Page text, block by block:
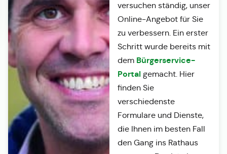
versuchen ständig, unser
Online-Angebot für Sie
zu verbessern. Ein erster
Schritt wurde bereits mit
dem Bürgerservice-
Portalgemacht. Hier
finden Sie
verschiedenste
Formulare und Dienste,
die Ihnen im besten Fall
den Gang ins Rathaus